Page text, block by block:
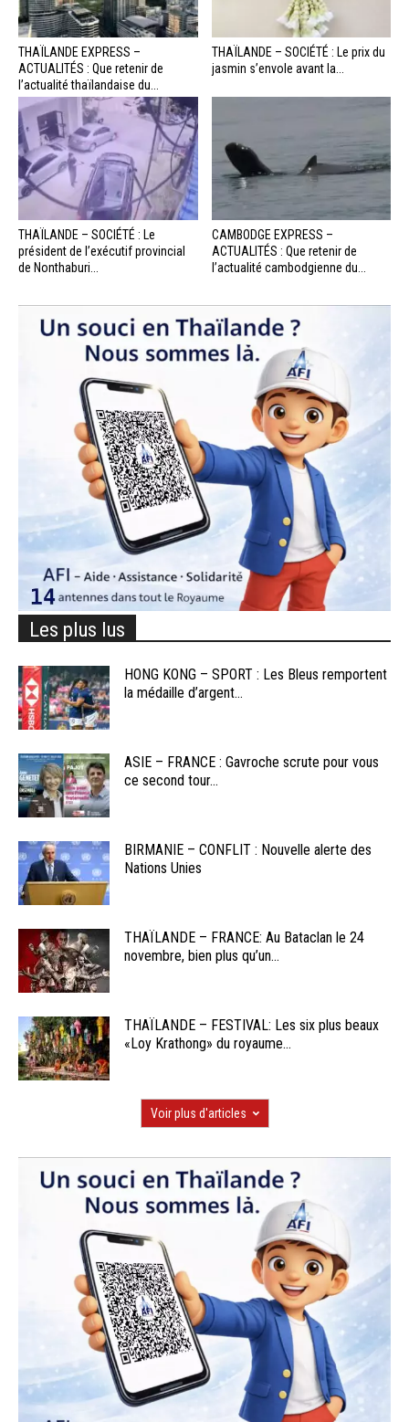
THAÏLANDE EXPRESS –
ACTUALITÉS : Que retenir de
l’actualité thaïlandaise du...
THAÏLANDE – SOCIÉTÉ : Le prix du
jasmin s’envole avant la...
THAÏLANDE – SOCIÉTÉ : Le
président de l’exécutif provincial
de Nonthaburi...
CAMBODGE EXPRESS –
ACTUALITÉS : Que retenir de
l’actualité cambodgienne du...
Les plus lus
HONG KONG – SPORT : Les Bleus remportent
la médaille d’argent...
ASIE – FRANCE : Gavroche scrute pour vous
ce second tour...
BIRMANIE – CONFLIT : Nouvelle alerte des
Nations Unies
THAÏLANDE – FRANCE: Au Bataclan le 24
novembre, bien plus qu’un...
THAÏLANDE – FESTIVAL: Les six plus beaux
«Loy Krathong» du royaume...
Voir plus d'articles